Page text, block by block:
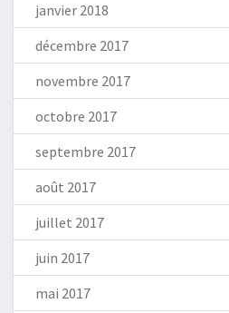
janvier 2018
décembre 2017
novembre 2017
octobre 2017
septembre 2017
août 2017
juillet 2017
juin 2017
mai 2017